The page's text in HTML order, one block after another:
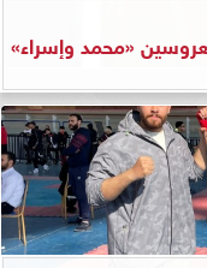
«محمد وإسراء»